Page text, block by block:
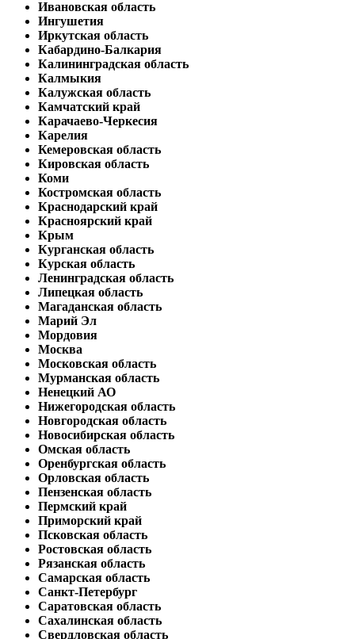
Ивановская область
Ингушетия
Иркутская область
Кабардино-Балкария
Калининградская область
Калмыкия
Калужская область
Камчатский край
Карачаево-Черкесия
Карелия
Кемеровская область
Кировская область
Коми
Костромская область
Краснодарский край
Красноярский край
Крым
Курганская область
Курская область
Ленинградская область
Липецкая область
Магаданская область
Марий Эл
Мордовия
Москва
Московская область
Мурманская область
Ненецкий АО
Нижегородская область
Новгородская область
Новосибирская область
Омская область
Оренбургская область
Орловская область
Пензенская область
Пермский край
Приморский край
Псковская область
Ростовская область
Рязанская область
Самарская область
Санкт-Петербург
Саратовская область
Сахалинская область
Свердловская область